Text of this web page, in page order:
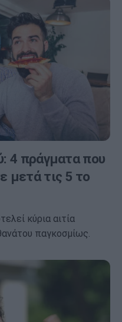
4 πράγματα που
μετά τις 5 το
κύρια αιτία
παγκοσμίως.